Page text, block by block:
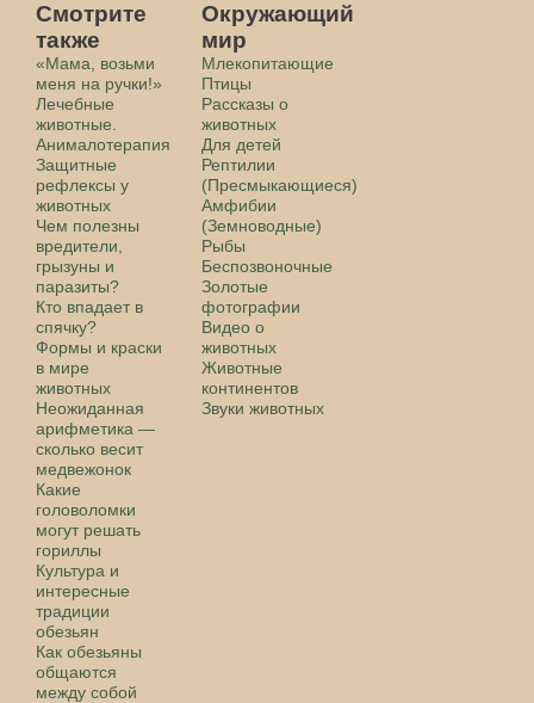
Смотрите
также
«Мама, возьми
меня на ручки!»
Лечебные
животные.
Анималотерапия
Защитные
рефлексы у
животных
Чем полезны
вредители,
грызуны и
паразиты?
Кто впадает в
спячку?
Формы и краски
в мире
животных
Неожиданная
арифметика —
сколько весит
медвежонок
Какие
головоломки
могут решать
гориллы
Культура и
интересные
традиции
обезьян
Как обезьяны
общаются
между собой
Окружающий
мир
Млекопитающие
Птицы
Рассказы о
животных
Для детей
Рептилии
(Пресмыкающиеся)
Амфибии
(Земноводные)
Рыбы
Беспозвоночные
Золотые
фотографии
Видео о
животных
Животные
континентов
Звуки животных